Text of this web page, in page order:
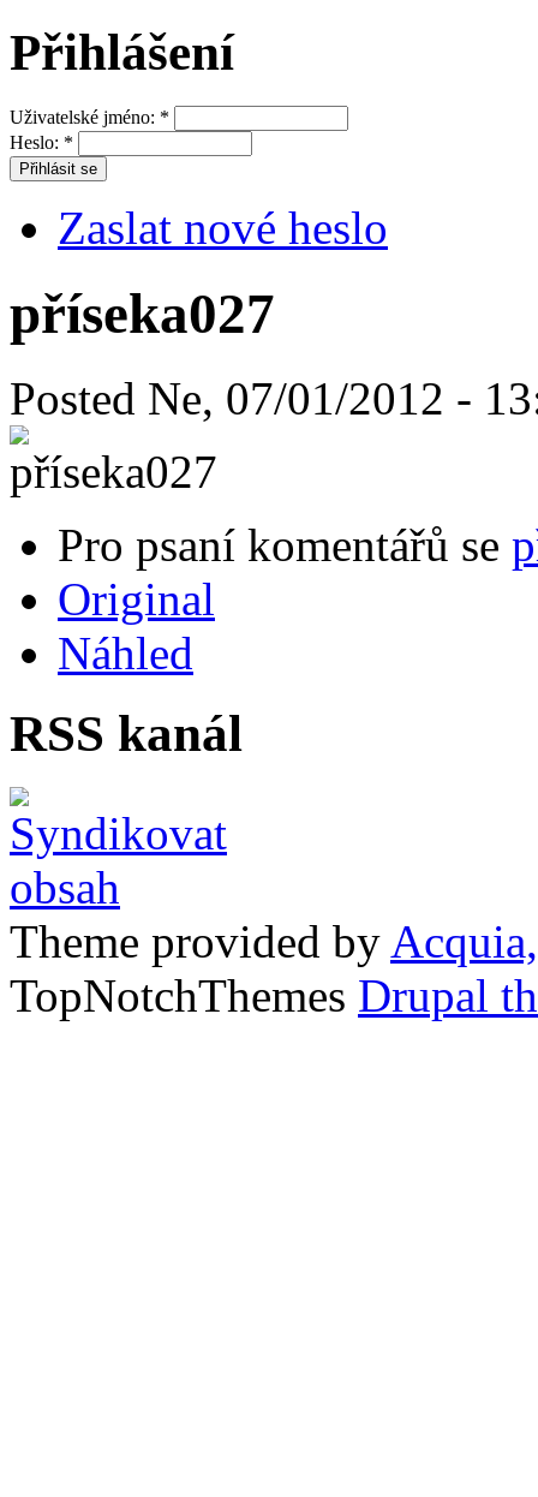
Přihlášení
Uživatelské jméno: *
Heslo: *
Zaslat nové heslo
příseka027
Posted Ne, 07/01/2012 -
Pro psaní komentářů se
Original
Náhled
RSS kanál
Theme provided by
TopNotchThemes Drupal